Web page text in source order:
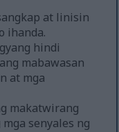
at linisin
ihanda.
hindi
mabawasan
at mga
makatwirang
senyales ng